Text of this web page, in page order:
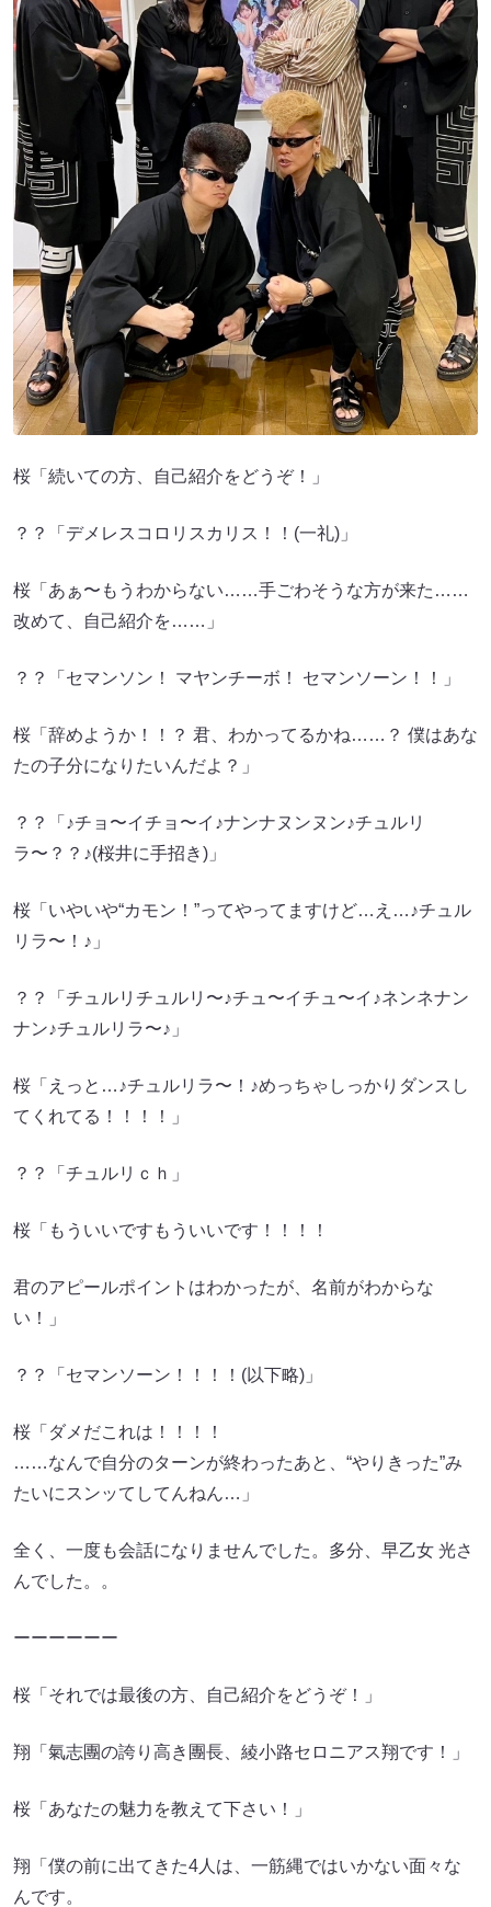
桜「続いての方、自己紹介をどうぞ！」
？？「デメレスコロリスカリス！！(一礼)」
桜「あぁ〜もうわからない……手ごわそうな方が来た……
改めて、自己紹介を……」
？？「セマンソン！ マヤンチーボ！ セマンソーン！！」
桜「辞めようか！！？ 君、わかってるかね……？ 僕はあな
たの子分になりたいんだよ？」
？？「♪チョ〜イチョ〜イ♪ナンナヌンヌン♪チュルリ
ラ〜？？♪(桜井に手招き)」
桜「いやいや“カモン！”ってやってますけど…え…♪チュル
リラ〜！♪」
？？「チュルリチュルリ〜♪チュ〜イチュ〜イ♪ネンネナン
ナン♪チュルリラ〜♪」
桜「えっと…♪チュルリラ〜！♪めっちゃしっかりダンスし
てくれてる！！！！」
？？「チュルリｃｈ」
桜「もういいですもういいです！！！！
君のアピールポイントはわかったが、名前がわからな
い！」
？？「セマンソーン！！！！(以下略)」
桜「ダメだこれは！！！！
……なんで自分のターンが終わったあと、“やりきった”み
たいにスンッてしてんねん…」
全く、一度も会話になりませんでした。多分、早乙女 光さ
んでした。。
ーーーーーー
桜「それでは最後の方、自己紹介をどうぞ！」
翔「氣志團の誇り高き團長、綾小路セロニアス翔です！」
桜「あなたの魅力を教えて下さい！」
翔「僕の前に出てきた4人は、一筋縄ではいかない面々な
んです。